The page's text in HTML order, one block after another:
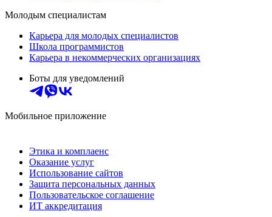
Молодым специалистам
Карьера для молодых специалистов
Школа программистов
Карьера в некоммерческих организациях
Боты для уведомлений
Мобильное приложение
Этика и комплаенс
Оказание услуг
Использование сайтов
Защита персональных данных
Пользовательское соглашение
ИТ аккредитация